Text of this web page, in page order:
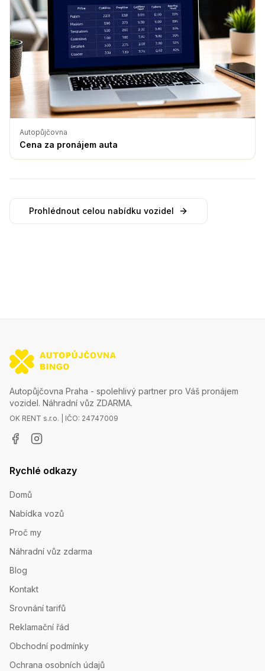
Autopůjčovna
Cena za pronájem auta
Prohlédnout celou nabídku vozidel
Autopůjčovna Praha - spolehlivý partner pro Váš pronájem
vozidel. Náhradní vůz ZDARMA.
OK RENT s.r.o. | IČO: 24747009
Rychlé odkazy
Domů
Nabídka vozů
Proč my
Náhradní vůz zdarma
Blog
Kontakt
Srovnání tarifů
Reklamační řád
Obchodní podmínky
Ochrana osobních údajů